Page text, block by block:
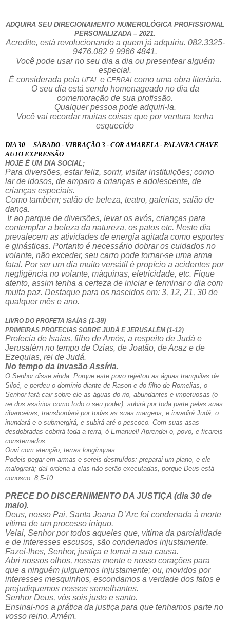
ADQUIRA SEU DIRECIONAMENTO NUMEROLÓGICA PROFISSIONAL
PERSONALIZADA – 2021.
Acredite, está revolucionando a quem já adquiriu. 082.3325-
9476.082 9 9966 4841.
Você pode usar no seu dia a dia ou presentear alguém
especial.
É considerada pela UFAL e CEBRAIcomo uma obra literária.
O seu dia está sendo homenageado no dia da
comemoração de sua profissão.
Qualquer pessoa pode adquiri-la.
Você vai recordar muitas coisas que por ventura tenha
esquecido
DIA 30 – SÁBADO - VIBRAÇÃO 3 - COR AMARELA - PALAVRA CHAVE
AUTO EXPRESSÃO
HOJE É UM DIA SOCIAL;
Para diversões, estar feliz, sorrir, visitar instituições; como
lar de idosos, de amparo a crianças e adolescente, de
crianças especiais.
Como também; salão de beleza, teatro, galerias, salão de
dança.
Ir ao parque de diversões, levar os avós, crianças para
contemplar a beleza da natureza, os patos etc. Neste dia
prevalecem as atividades de energia agitada como esportes
e ginásticas. Portanto é necessário dobrar os cuidados no
volante, não exceder, seu carro pode tornar-se uma arma
fatal. Por ser um dia muito versátil é propício a acidentes por
negligência no volante, máquinas, eletricidade, etc. Fique
atento, assim tenha a certeza de iniciar e terminar o dia com
muita paz. Destaque para os nascidos em: 3, 12, 21, 30 de
qualquer mês e ano.
LIVRO DO PROFETA ISAÍAS (1-39)
PRIMEIRAS PROFECIAS SOBRE JUDÁ E JERUSALÉM (1-12)
Profecia de Isaías, filho de Amós, a respeito de Judá e
Jerusalém no tempo de Ozias, de Joatão, de Acaz e de
Ezequias, rei de Judá.
No tempo da invasão Assíria.
O Senhor disse ainda: Porque este povo rejeitou as águas tranquilas de
Siloé, e perdeu o domínio diante de Rason e do filho de Romelias, o
Senhor fará cair sobre ele as águas do rio, abundantes e impetuosas (o
rei dos assírios como todo o seu poder); subirá por toda parte pelas suas
ribanceiras, transbordará por todas as suas margens, e invadirá Judá, o
inundará e o submergirá, e subirá até o pescoço. Com suas asas
desdobradas cobrirá toda a terra, ó Emanuel! Aprendei-o, povo, e ficareis
consternados.
Ouvi com atenção, terras longínquas.
Podeis pegar em armas e sereis destruídos: preparai um plano, e ele
malogrará; daí ordena a elas não serão executadas, porque Deus está
conosco. 8,5-10.
PRECE DO DISCERNIMENTO DA JUSTIÇA (dia 30 de
maio).
Deus, nosso Pai, Santa Joana D’Arc foi condenada à morte
vítima de um processo iníquo.
Velai, Senhor por todos aqueles que, vítima da parcialidade
e de interesses escusos, são condenados injustamente.
Fazei-lhes, Senhor, justiça e tomai a sua causa.
Abri nossos olhos, nossas mente e nosso corações para
que a ninguém julguemos injustamente; ou, movidos por
interesses mesquinhos, escondamos a verdade dos fatos e
prejudiquemos nossos semelhantes.
Senhor Deus, vós sois justo e santo.
Ensinai-nos a prática da justiça para que tenhamos parte no
vosso reino. Amém.